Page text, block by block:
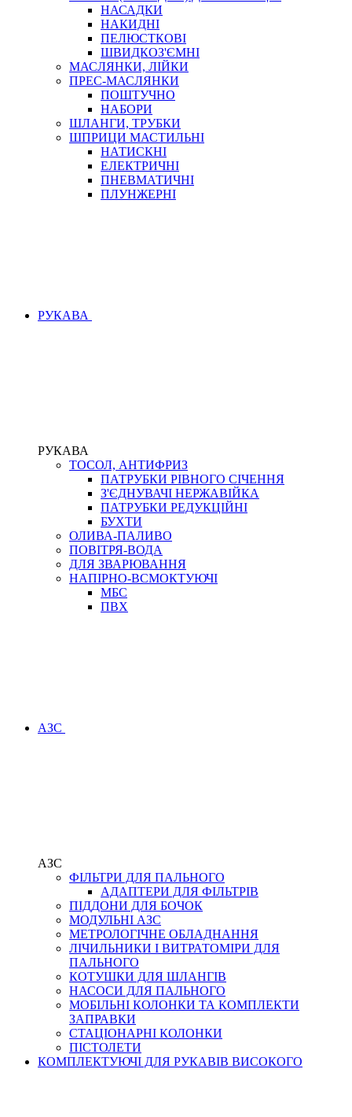
НАСАДКИ
НАКИДНІ
ПЕЛЮСТКОВІ
ШВИДКОЗ'ЄМНІ
МАСЛЯНКИ, ЛІЙКИ
ПРЕС-МАСЛЯНКИ
ПОШТУЧНО
НАБОРИ
ШЛАНГИ, ТРУБКИ
ШПРИЦИ МАСТИЛЬНІ
НАТИСКНІ
ЕЛЕКТРИЧНІ
ПНЕВМАТИЧНІ
ПЛУНЖЕРНІ
РУКАВА
РУКАВА
ТОСОЛ, АНТИФРИЗ
ПАТРУБКИ РІВНОГО СІЧЕННЯ
З'ЄДНУВАЧІ НЕРЖАВІЙКА
ПАТРУБКИ РЕДУКЦІЙНІ
БУХТИ
ОЛИВА-ПАЛИВО
ПОВІТРЯ-ВОДА
ДЛЯ ЗВАРЮВАННЯ
НАПІРНО-ВСМОКТУЮЧІ
МБС
ПВХ
АЗС
АЗС
ФІЛЬТРИ ДЛЯ ПАЛЬНОГО
АДАПТЕРИ ДЛЯ ФІЛЬТРІВ
ПІДДОНИ ДЛЯ БОЧОК
МОДУЛЬНІ АЗС
МЕТРОЛОГІЧНЕ ОБЛАДНАННЯ
ЛІЧИЛЬНИКИ І ВИТРАТОМІРИ ДЛЯ
ПАЛЬНОГО
КОТУШКИ ДЛЯ ШЛАНГІВ
НАСОСИ ДЛЯ ПАЛЬНОГО
МОБІЛЬНІ КОЛОНКИ ТА КОМПЛЕКТИ
ЗАПРАВКИ
СТАЦІОНАРНІ КОЛОНКИ
ПІСТОЛЕТИ
КОМПЛЕКТУЮЧІ ДЛЯ РУКАВІВ ВИСОКОГО